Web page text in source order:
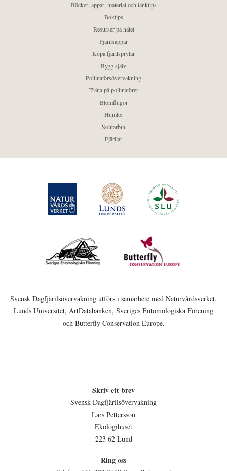
Böcker, appar, material och länktips
Boktips
Resurser på nätet
Fjärilsappar
Köpa fjärilsprylar
Bygg själv
Pollinatörsövervakning
Träna på pollinatörer
Blomflugor
Humlor
Solitärbin
Fjärilar
Svensk Dagfjärilsövervakning utförs i samarbete med Naturvårdsverket,
Lunds Universitet, ArtDatabanken, Sveriges Entomologiska Förening
och Butterfly Conservation Europe.
Skriv ett brev
Svensk Dagfjärilsövervakning
Lars Pettersson
Ekologihuset
223 62 Lund
Ring oss